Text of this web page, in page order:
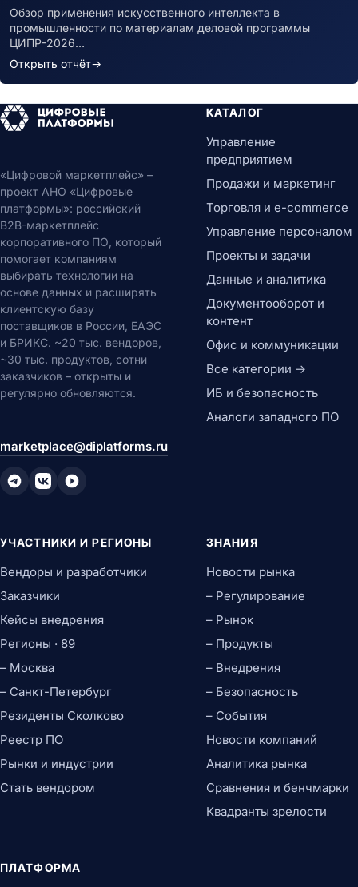
Обзор применения искусственного интеллекта в
промышленности по материалам деловой программы
ЦИПР-2026…
Открыть отчёт→
«Цифровой маркетплейс» –
проект АНО «Цифровые
платформы»: российский
B2B-маркетплейс
корпоративного ПО, который
помогает компаниям
выбирать технологии на
основе данных и расширять
клиентскую базу
поставщиков в России, ЕАЭС
и БРИКС. ~20 тыс. вендоров,
~30 тыс. продуктов, сотни
заказчиков – открыты и
регулярно обновляются.
marketplace@diplatforms.ru
КАТАЛОГ
Управление
предприятием
Продажи и маркетинг
Торговля и e-commerce
Управление персоналом
Проекты и задачи
Данные и аналитика
Документооборот и
контент
Офис и коммуникации
Все категории →
ИБ и безопасность
Аналоги западного ПО
УЧАСТНИКИ И РЕГИОНЫ
Вендоры и разработчики
Заказчики
Кейсы внедрения
Регионы · 89
– Москва
– Санкт-Петербург
Резиденты Сколково
Реестр ПО
Рынки и индустрии
Стать вендором
ЗНАНИЯ
Новости рынка
– Регулирование
– Рынок
– Продукты
– Внедрения
– Безопасность
– События
Новости компаний
Аналитика рынка
Сравнения и бенчмарки
Квадранты зрелости
ПЛАТФОРМА